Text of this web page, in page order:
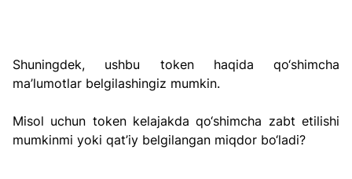
Shuningdek, ushbu token haqida qo‘shimcha
ma’lumotlar belgilashingiz mumkin.
Misol uchun token kelajakda qo‘shimcha zabt etilishi
mumkinmi yoki qat’iy belgilangan miqdor bo‘ladi?